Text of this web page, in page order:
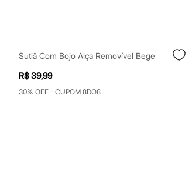
Cuecas
Pijamas
Personagens
Sutiã Com Bojo Alça Removível Bege
R$ 39,99
30% OFF - CUPOM 8DO8